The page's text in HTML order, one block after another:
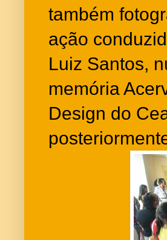
também
ação
Luiz Santos,
memória
Design do